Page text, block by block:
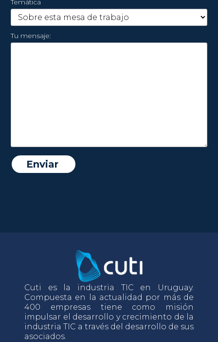
Temática
Tu mensaje:
Cuti es la industria TIC en Uruguay.
Compuesta en la actualidad por más de
400 empresas tiene como misión
impulsar el desarrollo y crecimiento de la
industria TIC a través del desarrollo de sus
asociados.